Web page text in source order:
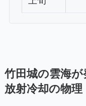
竹田城の雲海
放射冷却の物理